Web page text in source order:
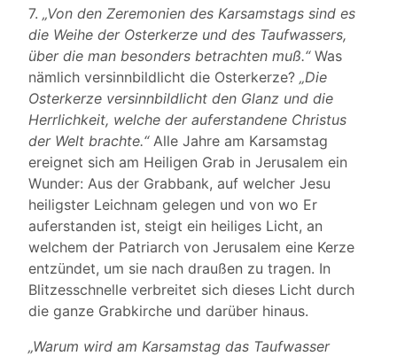
7. „Von den Zeremonien des Karsamstags sind es
die Weihe der Osterkerze und des Taufwassers,
über die man besonders betrachten muß.“Was
nämlich versinnbildlicht die Osterkerze? „Die
Osterkerze versinnbildlicht den Glanz und die
Herrlichkeit, welche der auferstandene Christus
der Welt brachte.“Alle Jahre am Karsamstag
ereignet sich am Heiligen Grab in Jerusalem ein
Wunder: Aus der Grabbank, auf welcher Jesu
heiligster Leichnam gelegen und von wo Er
auferstanden ist, steigt ein heiliges Licht, an
welchem der Patriarch von Jerusalem eine Kerze
entzündet, um sie nach draußen zu tragen. In
Blitzesschnelle verbreitet sich dieses Licht durch
die ganze Grabkirche und darüber hinaus.
„Warum wird am Karsamstag das Taufwasser